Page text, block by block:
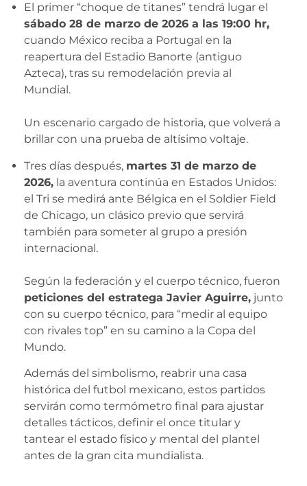
El primer “choque de titanes” tendrá lugar el
sábado 28 de marzo de 2026 a las 19:00 hr,
cuando México reciba a Portugal en la
reapertura del Estadio Banorte (antiguo
Azteca), tras su remodelación previa al
Mundial.
Un escenario cargado de historia, que volverá a
brillar con una prueba de altísimo voltaje.
Tres días después, martes 31 de marzo de
2026, la aventura continúa en Estados Unidos:
el Tri se medirá ante Bélgica en el Soldier Field
de Chicago, un clásico previo que servirá
también para someter al grupo a presión
internacional.
Según la federación y el cuerpo técnico, fueron
peticiones del estratega Javier Aguirre, junto
con su cuerpo técnico, para “medir al equipo
con rivales top” en su camino a la Copa del
Mundo.
Además del simbolismo, reabrir una casa
histórica del futbol mexicano, estos partidos
servirán como termómetro final para ajustar
detalles tácticos, definir el once titular y
tantear el estado físico y mental del plantel
antes de la gran cita mundialista.